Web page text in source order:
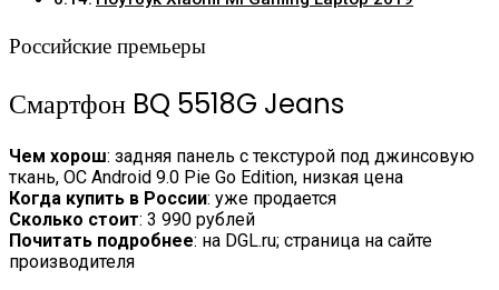
Российские премьеры
Смартфон BQ 5518G Jeans
Чем хорош: задняя панель с текстурой под джинсовую
ткань, ОС Android 9.0 Pie Go Edition, низкая цена
Когда купить в России: уже продается
Сколько стоит: 3 990 рублей
Почитать подробнее: на DGL.ru; страница на сайте
производителя